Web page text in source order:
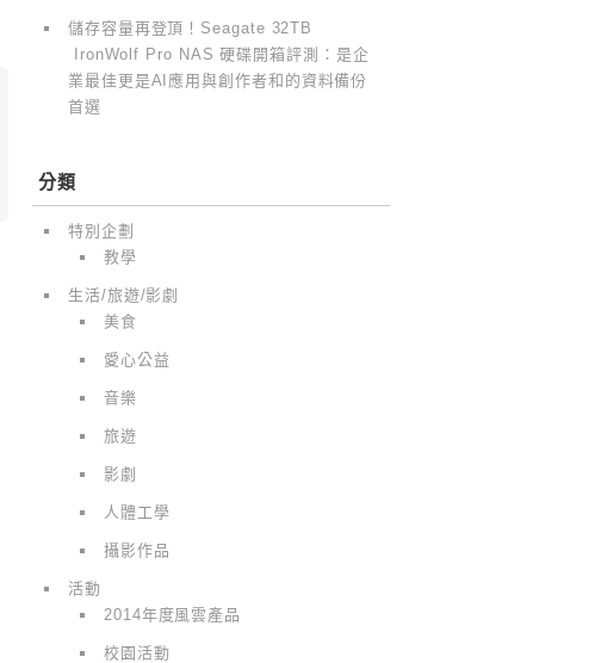
儲存容量再登頂！Seagate 32TB
IronWolf Pro NAS 硬碟開箱評測：是企
業最佳更是AI應用與創作者和的資料備份
首選
分類
特別企劃
教學
生活/旅遊/影劇
美食
愛心公益
音樂
旅遊
影劇
人體工學
攝影作品
活動
2014年度風雲產品
校園活動